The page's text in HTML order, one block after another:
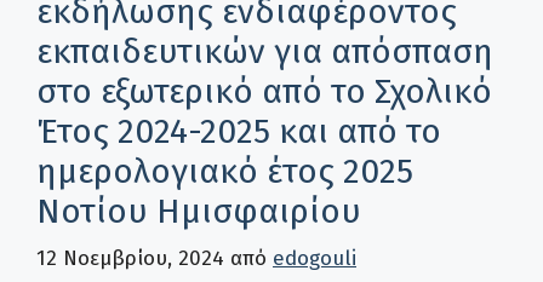
εκδήλωσης ενδιαφέροντος
εκπαιδευτικών για απόσπαση
στο εξωτερικό από το Σχολικό
Έτος 2024-2025 και από το
ημερολογιακό έτος 2025
Νοτίου Ημισφαιρίου
12 Νοεμβρίου, 2024 από edogouli